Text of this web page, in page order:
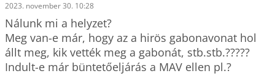
2023. november 30. 10:28
Nálunk mi a helyzet?
Meg van-e már, hogy az a hirös gabonavonat hol
állt meg, kik vették meg a gabonát, stb.stb.?????
Indult-e már büntetőeljárás a MAV ellen pl.?